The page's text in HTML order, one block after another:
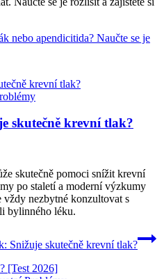
nebo apendicitida? Naučte se je
skutečně krevní tlak?
skutečně pomoci snížit krevní
po staletí a moderní výzkumy
nezbytné konzultovat s
bylinného léku.
Snižuje skutečně krevní tlak?